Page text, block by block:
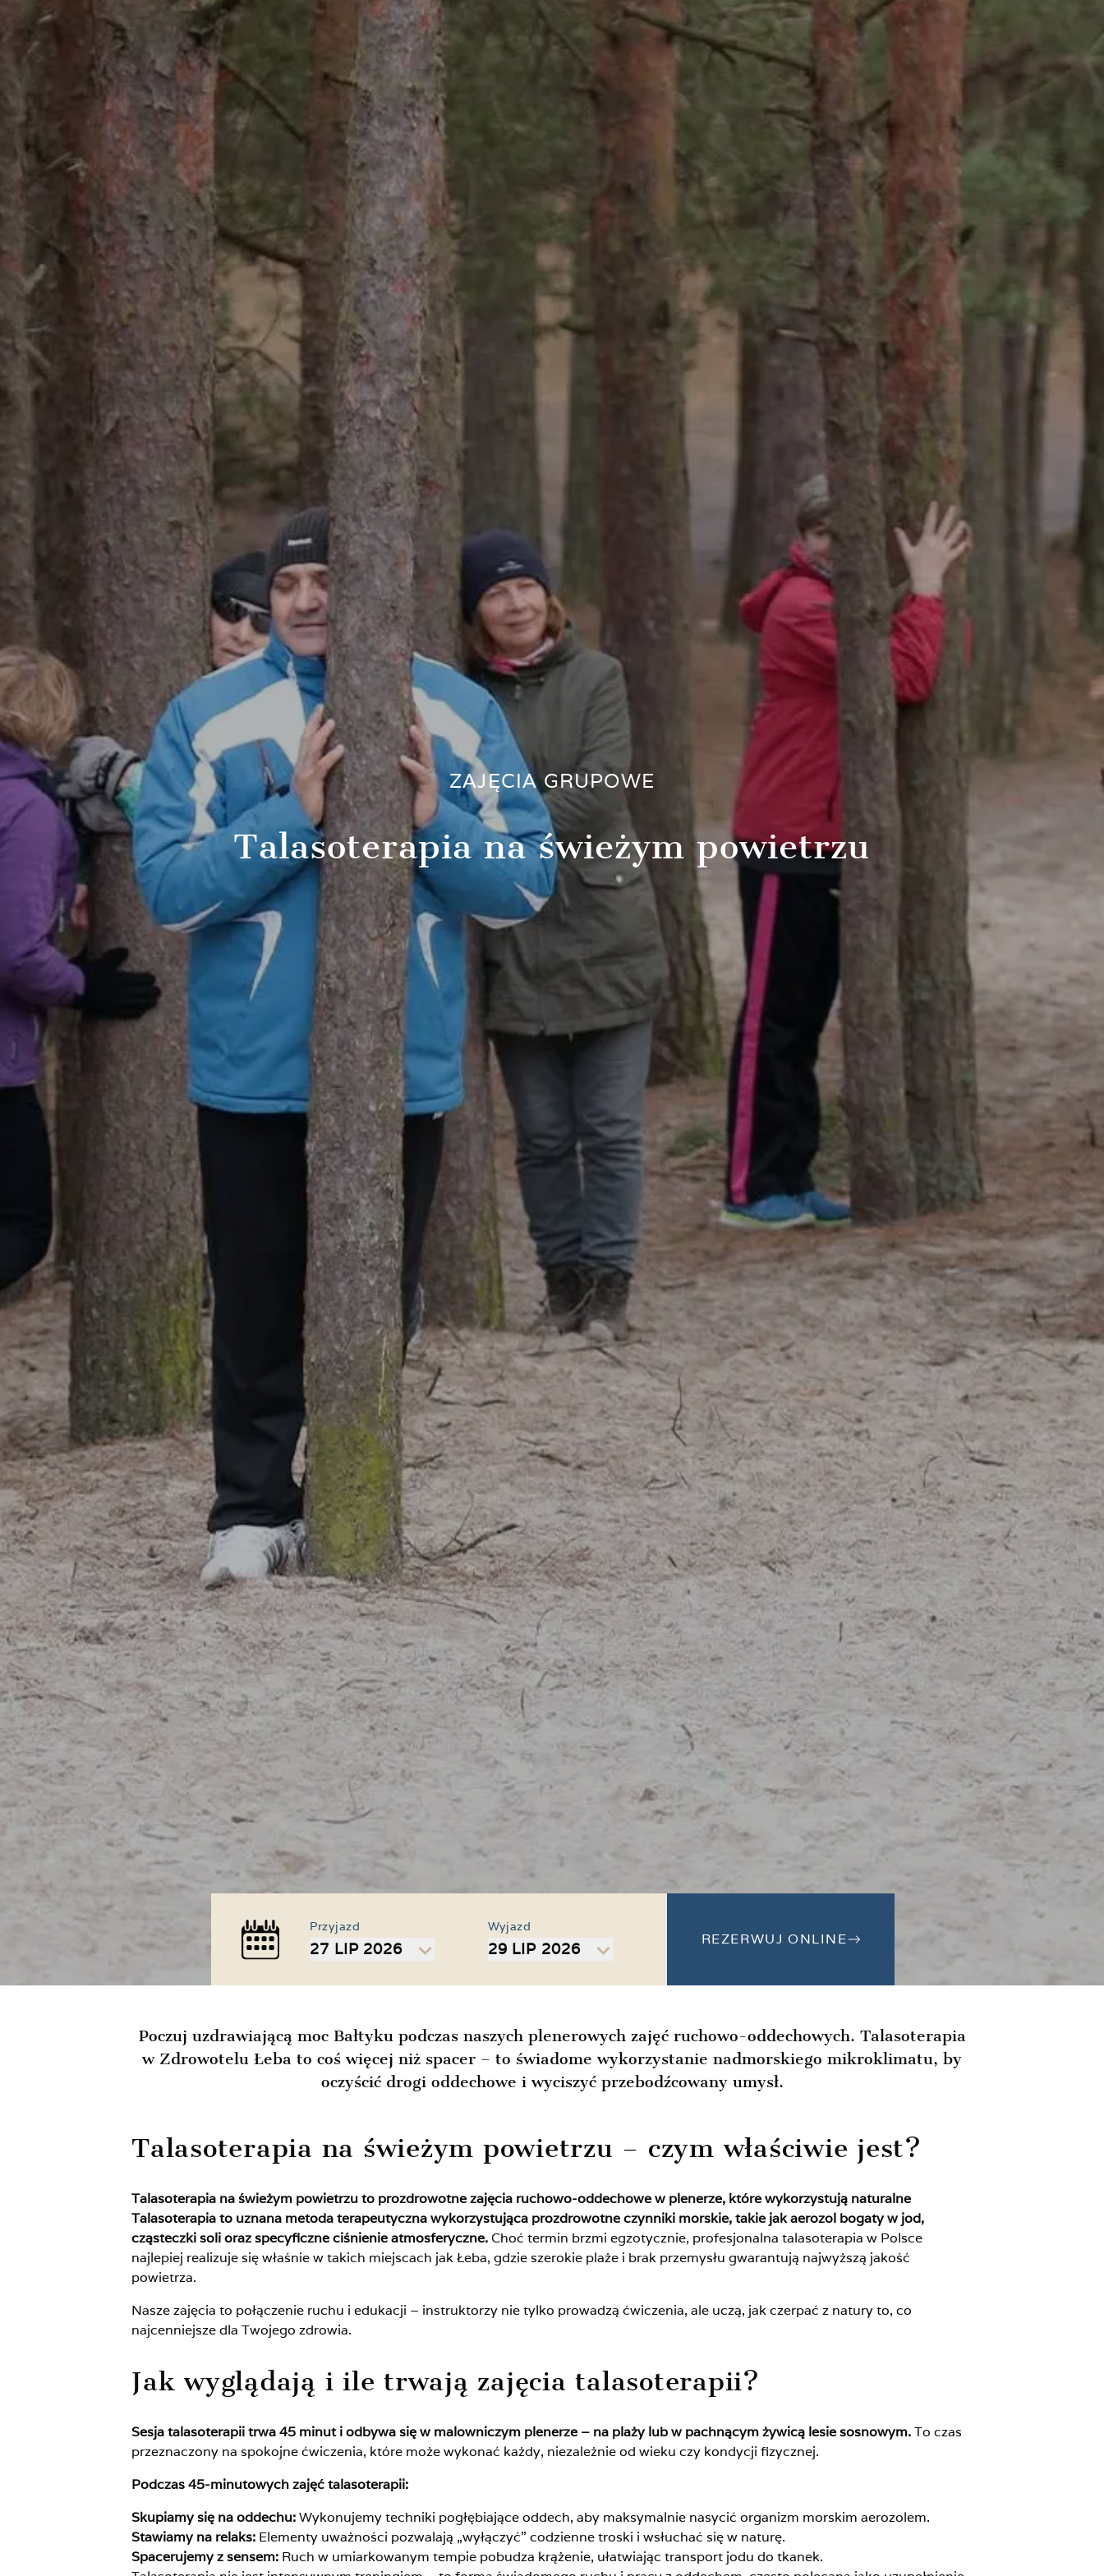
ZAJĘCIA GRUPOWE
Talasoterapia na świeżym powietrzu
Przyjazd
27 LIP 2026
Wyjazd
29 LIP 2026
REZERWUJ ONLINE
Poczuj uzdrawiającą moc Bałtyku podczas naszych plenerowych zajęć ruchowo-oddechowych. Talasoterapia
w Zdrowotelu Łeba to coś więcej niż spacer – to świadome wykorzystanie nadmorskiego mikroklimatu, by
oczyścić drogi oddechowe i wyciszyć przebodźcowany umysł.
Talasoterapia na świeżym powietrzu – czym właściwie jest?
Talasoterapia na świeżym powietrzu to prozdrowotne zajęcia ruchowo-oddechowe w plenerze, które wykorzystują naturalne
Talasoterapia to uznana metoda terapeutyczna wykorzystująca prozdrowotne czynniki morskie, takie jak aerozol bogaty w jod,
cząsteczki soli oraz specyficzne ciśnienie atmosferyczne. Choć termin brzmi egzotycznie, profesjonalna talasoterapia w Polsce
najlepiej realizuje się właśnie w takich miejscach jak Łeba, gdzie szerokie plaże i brak przemysłu gwarantują najwyższą jakość
powietrza.
Nasze zajęcia to połączenie ruchu i edukacji – instruktorzy nie tylko prowadzą ćwiczenia, ale uczą, jak czerpać z natury to, co
najcenniejsze dla Twojego zdrowia.
Jak wyglądają i ile trwają zajęcia talasoterapii?
Sesja talasoterapii trwa 45 minut i odbywa się w malowniczym plenerze – na plaży lub w pachnącym żywicą lesie sosnowym.To czas
przeznaczony na spokojne ćwiczenia, które może wykonać każdy, niezależnie od wieku czy kondycji fizycznej.
Podczas 45-minutowych zajęć talasoterapii:
Skupiamy się na oddechu:Wykonujemy techniki pogłębiające oddech, aby maksymalnie nasycić organizm morskim aerozolem.
Stawiamy na relaks: Elementy uważności pozwalają „wyłączyć” codzienne troski i wsłuchać się w naturę.
Spacerujemy z sensem: Ruch w umiarkowanym tempie pobudza krążenie, ułatwiając transport jodu do tkanek.